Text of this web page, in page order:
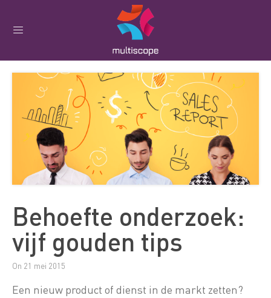
Behoefte onderzoek:
vijf gouden tips
On 21 mei 2015
Een nieuw product of dienst in de markt zetten?